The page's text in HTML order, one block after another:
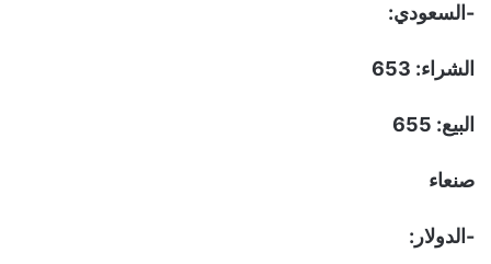
-السعودي:
الشراء: 653
البيع: 655
صنعاء
-الدولار: